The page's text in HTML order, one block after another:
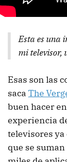
Esta es una
mi televisor,
Esas son las
saca The
buen hacer
experiencia
televisores
que se